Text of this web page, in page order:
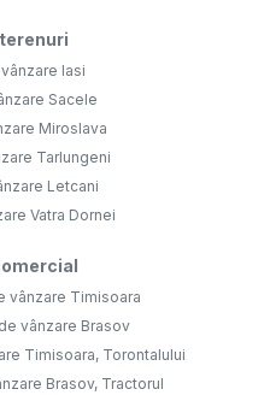
Iasi
Sacele
Miroslava
Tarlungeni
Letcani
Vatra Dornei
vânzare Timisoara
vânzare Brasov
Timisoara, Torontalului
Brasov, Tractorul